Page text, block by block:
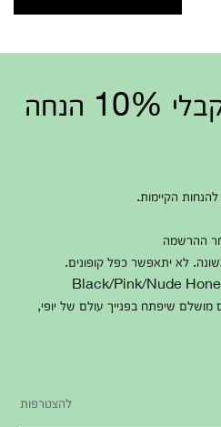
הצטרפי אלינו וקבלי 10% הנחה
הקיימות.
ההרשמה
לא יתאפשר כפל קופונים.
שיפתח בפנייך עולם של יופי,